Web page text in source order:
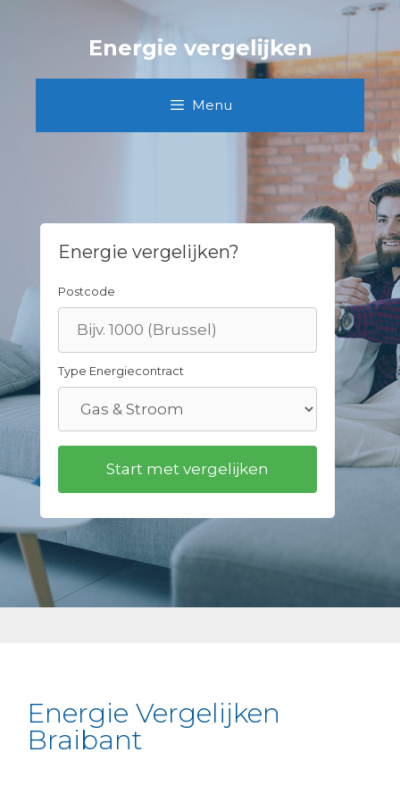
Energie vergelijken
Menu
Energie vergelijken?
Postcode
Type Energiecontract
Energie Vergelijken
Braibant